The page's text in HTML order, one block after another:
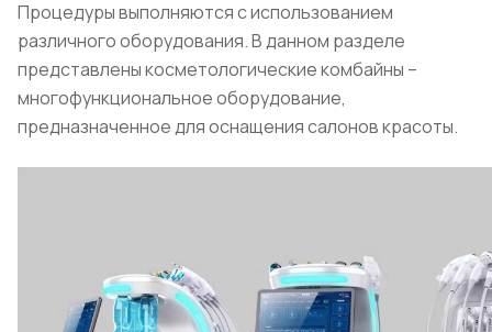
Процедуры выполняются с использованием
различного оборудования. В данном разделе
представлены косметологические комбайны –
многофункциональное оборудование,
предназначенное для оснащения салонов красоты.